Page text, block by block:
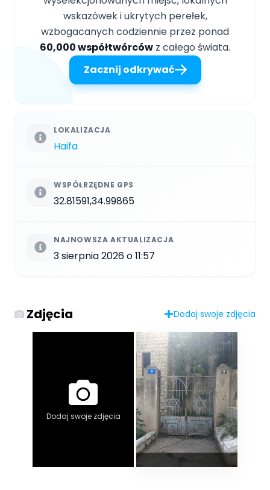
wskazówek i ukrytych perełek,
wzbogacanych codziennie przez ponad
60,000 współtwórców z całego świata.
Zacznij odkrywać
LOKALIZACJA
Haifa
WSPÓŁRZĘDNE GPS
32.81591,34.99865
NAJNOWSZA AKTUALIZACJA
3 sierpnia 2026 o 11:57
Zdjęcia Dodaj swoje zdjęcia
Dodaj swoje zdjęcia